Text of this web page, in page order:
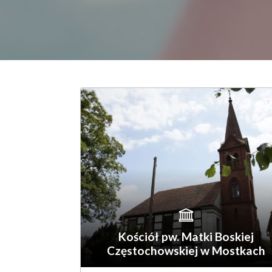
Kościół pw. Matki Boskiej
Częstochowskiej w Mostkach